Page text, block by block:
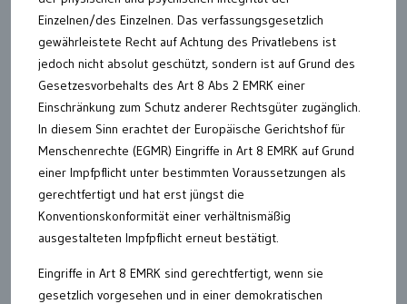
Einzelnen/des Einzelnen. Das verfassungsgesetzlich
gewährleistete Recht auf Achtung des Privatlebens ist
jedoch nicht absolut geschützt, sondern ist auf Grund des
Gesetzesvorbehalts des Art 8 Abs 2 EMRK einer
Einschränkung zum Schutz anderer Rechtsgüter zugänglich.
In diesem Sinn erachtet der Europäische Gerichtshof für
Menschenrechte (EGMR) Eingriffe in Art 8 EMRK auf Grund
einer Impfpflicht unter bestimmten Voraussetzungen als
gerechtfertigt und hat erst jüngst die
Konventionskonformität einer verhältnismäßig
ausgestalteten Impfpflicht erneut bestätigt.
Eingriffe in Art 8 EMRK sind gerechtfertigt, wenn sie
gesetzlich vorgesehen und in einer demokratischen